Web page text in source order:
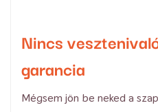
Nincs
garancia
Mégsem jön be neked a